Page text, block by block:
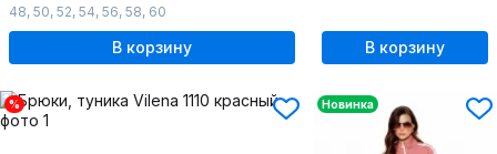
48, 50, 52, 54, 56, 58, 60
В корзину В корзину
% Новинка